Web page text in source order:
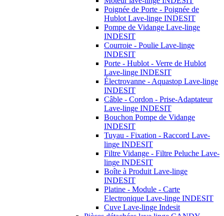
Poignée de Porte - Poignée de
Hublot Lave-linge INDESIT
Pompe de Vidange Lave-linge
INDESIT
Courroie - Poulie Lave-linge
INDESIT
Porte - Hublot - Verre de Hublot
Lave-linge INDESIT
Électrovanne - Aquastop Lave-linge
INDESIT
Câble - Cordon - Prise-Adaptateur
Lave-linge INDESIT
Bouchon Pompe de Vidange
INDESIT
Tuyau - Fixation - Raccord Lave-
linge INDESIT
Filtre Vidange - Filtre Peluche Lave-
linge INDESIT
Boîte à Produit Lave-linge
INDESIT
Platine - Module - Carte
Electronique Lave-linge INDESIT
Cuve Lave-linge Indesit